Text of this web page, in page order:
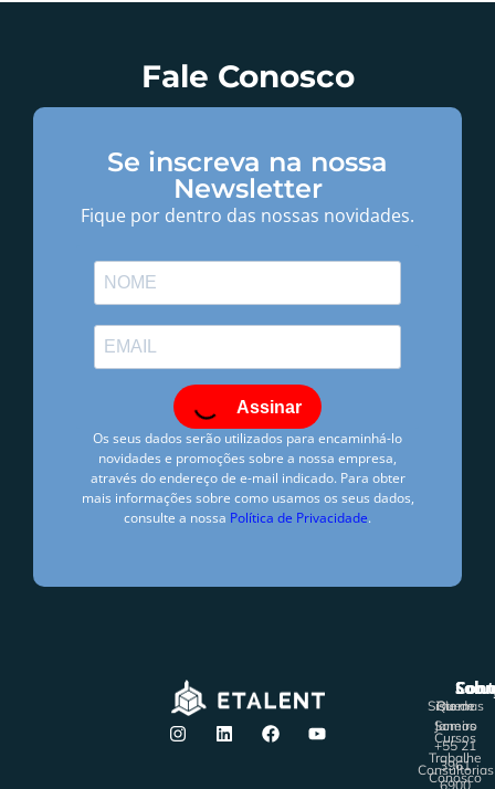
Fale Conosco
Se inscreva na nossa
Newsletter
Fique por dentro das nossas novidades.
Assinar
Os seus dados serão utilizados para encaminhá-lo
novidades e promoções sobre a nossa empresa,
através do endereço de e-mail indicado. Para obter
mais informações sobre como usamos os seus dados,
consulte a nossa Política de Privacidade.
Sistemas
Cursos
Consultorias
Quem
Somos
Trabalhe
Conosco
Rio de
Janeiro
+55 21
3961
6900